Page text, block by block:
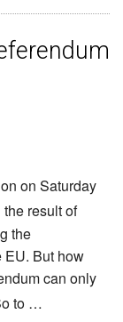
on Saturday
the result of
the
EU. But how
can only
to …